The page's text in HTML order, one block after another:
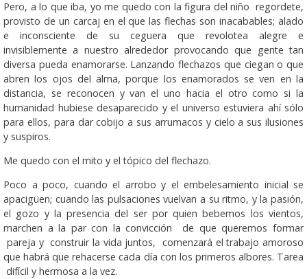
Pero, a lo que iba, yo me quedo con la figura del niño regordete,
provisto de un carcaj en el que las flechas son inacabables; alado
e inconsciente de su ceguera que revolotea alegre e
invisiblemente a nuestro alrededor provocando que gente tan
diversa pueda enamorarse. Lanzando flechazos que ciegan o que
abren los ojos del alma, porque los enamorados se ven en la
distancia, se reconocen y van el uno hacia el otro como si la
humanidad hubiese desaparecido y el universo estuviera ahí sólo
para ellos, para dar cobijo a sus arrumacos y cielo a sus ilusiones
y suspiros.
Me quedo con el mito y el tópico del flechazo.
Poco a poco, cuando el arrobo y el embelesamiento inicial se
apacigüen; cuando las pulsaciones vuelvan a su ritmo, y la pasión,
el gozo y la presencia del ser por quien bebemos los vientos,
marchen a la par con la convicción de que queremos formar
pareja y construir la vida juntos, comenzará el trabajo amoroso
que habrá que rehacerse cada día con los primeros albores. Tarea
difícil y hermosa a la vez.